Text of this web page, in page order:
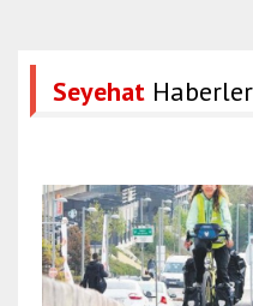
Seyehat Haberler